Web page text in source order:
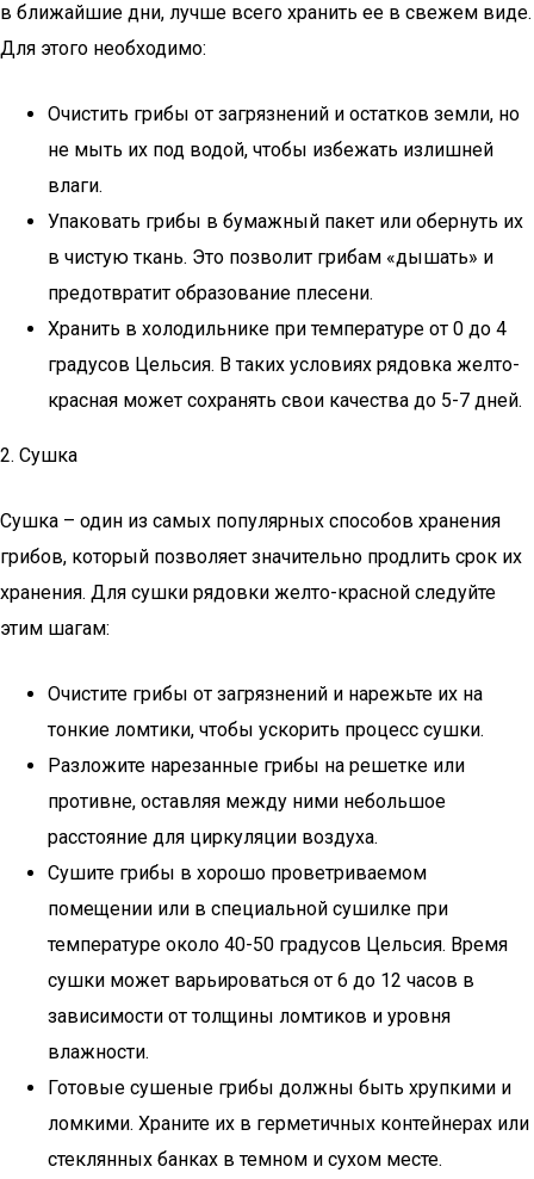
в ближайшие дни, лучше всего хранить ее в свежем виде.
Для этого необходимо:
Очистить грибы от загрязнений и остатков земли, но
не мыть их под водой, чтобы избежать излишней
влаги.
Упаковать грибы в бумажный пакет или обернуть их
в чистую ткань. Это позволит грибам «дышать» и
предотвратит образование плесени.
Хранить в холодильнике при температуре от 0 до 4
градусов Цельсия. В таких условиях рядовка желто-
красная может сохранять свои качества до 5-7 дней.
2. Сушка
Сушка – один из самых популярных способов хранения
грибов, который позволяет значительно продлить срок их
хранения. Для сушки рядовки желто-красной следуйте
этим шагам:
Очистите грибы от загрязнений и нарежьте их на
тонкие ломтики, чтобы ускорить процесс сушки.
Разложите нарезанные грибы на решетке или
противне, оставляя между ними небольшое
расстояние для циркуляции воздуха.
Сушите грибы в хорошо проветриваемом
помещении или в специальной сушилке при
температуре около 40-50 градусов Цельсия. Время
сушки может варьироваться от 6 до 12 часов в
зависимости от толщины ломтиков и уровня
влажности.
Готовые сушеные грибы должны быть хрупкими и
ломкими. Храните их в герметичных контейнерах или
стеклянных банках в темном и сухом месте.